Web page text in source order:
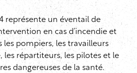
représente un éventail de
en cas d’incendie et
les pompiers, les travailleurs
les répartiteurs, les pilotes et le
dangereuses de la santé.